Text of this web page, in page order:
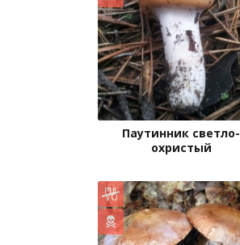
Паутинник светло-
охристый